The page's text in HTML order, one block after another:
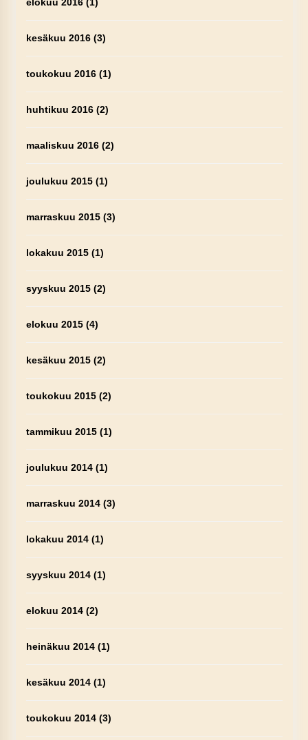
kesäkuu 2016(3)
toukokuu 2016(1)
huhtikuu 2016(2)
maaliskuu 2016(2)
joulukuu 2015(1)
marraskuu 2015(3)
lokakuu 2015(1)
syyskuu 2015(2)
elokuu 2015(4)
kesäkuu 2015(2)
toukokuu 2015(2)
tammikuu 2015(1)
joulukuu 2014(1)
marraskuu 2014(3)
lokakuu 2014(1)
syyskuu 2014(1)
elokuu 2014(2)
heinäkuu 2014(1)
kesäkuu 2014(1)
toukokuu 2014(3)